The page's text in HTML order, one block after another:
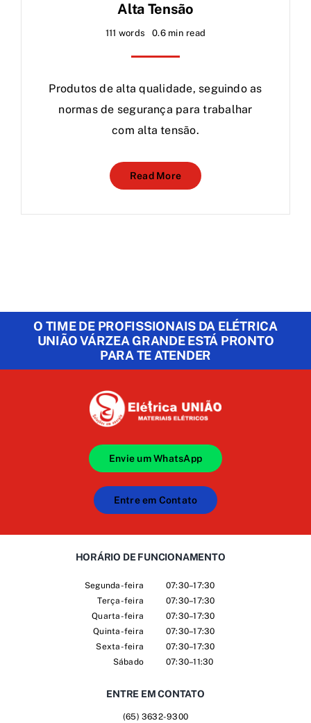
Alta Tensão
111 words 0.6 min read
Produtos de alta qualidade, seguindo as
normas de segurança para trabalhar
com alta tensão.
Read More
O TIME DE PROFISSIONAIS DA ELÉTRICA
UNIÃO VÁRZEA GRANDE ESTÁ PRONTO
PARA TE ATENDER
Envie um WhatsApp
Entre em Contato
HORÁRIO DE FUNCIONAMENTO
Segunda-feira
Terça-feira
Quarta-feira
Quinta-feira
Sexta-feira
Sábado
07:30–17:30
07:30–17:30
07:30–17:30
07:30–17:30
07:30–17:30
07:30–11:30
ENTRE EM CONTATO
(65) 3632-9300